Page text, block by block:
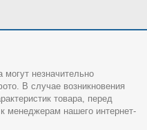
незначительно
В случае возникновения
товара, перед
менеджерам нашего интернет-